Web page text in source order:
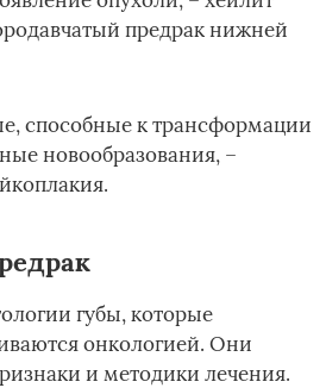
предрак нижней
способные к трансформации
новообразования, –
губы, которые
онкологией. Они
и методики лечения.